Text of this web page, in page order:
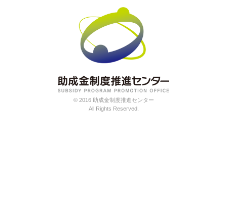
© 2016 助成金制度推進センター
All Rights Reserved.